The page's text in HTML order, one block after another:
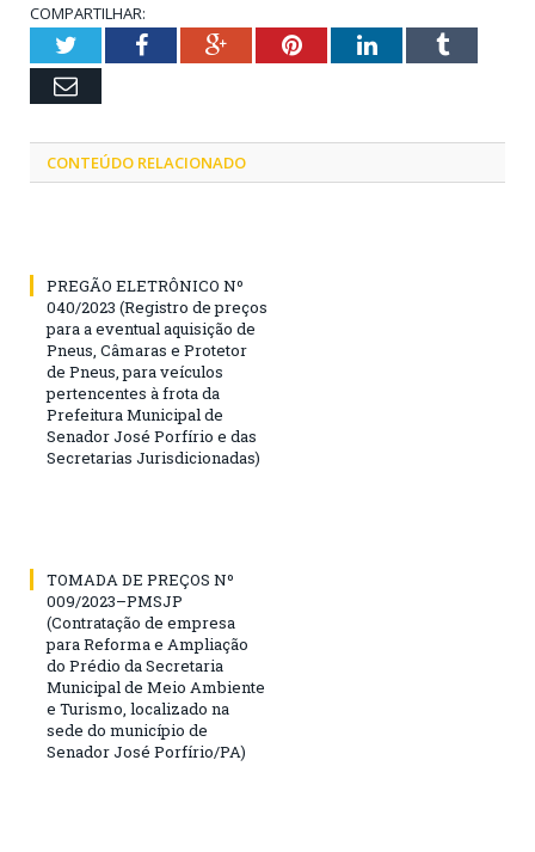
COMPARTILHAR:
TwitterFacebookGoogle+PinterestLinkedInTumblr
Email
CONTEÚDO RELACIONADO
PREGÃO ELETRÔNICO Nº
040/2023 (Registro de preços
para a eventual aquisição de
Pneus, Câmaras e Protetor
de Pneus, para veículos
pertencentes à frota da
Prefeitura Municipal de
Senador José Porfírio e das
Secretarias Jurisdicionadas)
TOMADA DE PREÇOS Nº
009/2023–PMSJP
(Contratação de empresa
para Reforma e Ampliação
do Prédio da Secretaria
Municipal de Meio Ambiente
e Turismo, localizado na
sede do município de
Senador José Porfírio/PA)